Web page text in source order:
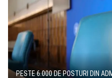
PESTE 6.000 DE POSTURI DIN